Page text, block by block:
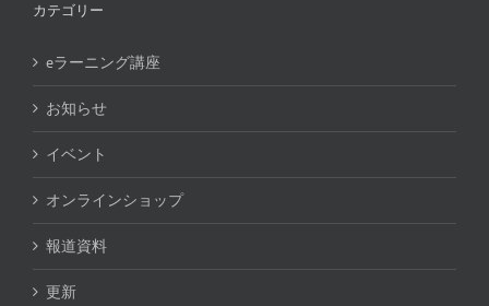
カテゴリー
eラーニング講座
お知らせ
イベント
オンラインショップ
報道資料
更新